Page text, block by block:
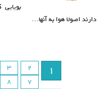
دارند اصولا هوا به آنها…
1
2
3
7
8